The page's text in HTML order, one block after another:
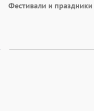
Фестивали и праздники